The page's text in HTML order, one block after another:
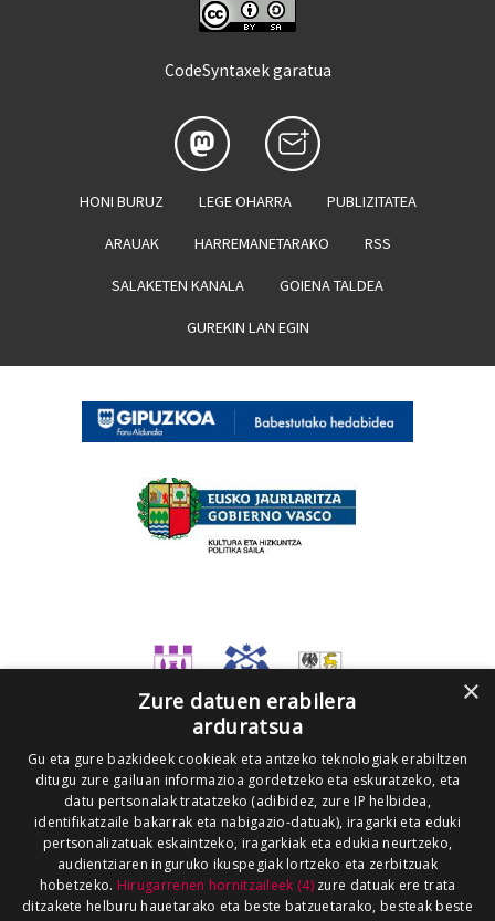
CodeSyntaxek garatua
HONI BURUZ LEGE OHARRA PUBLIZITATEA
ARAUAK HARREMANETARAKO RSS
SALAKETEN KANALA GOIENA TALDEA
GUREKIN LAN EGIN
×
Zure datuen erabilera
arduratsua
Gu eta gure bazkideek cookieak eta antzeko teknologiak erabiltzen
ditugu zure gailuan informazioa gordetzeko eta eskuratzeko, eta
datu pertsonalak tratatzeko (adibidez, zure IP helbidea,
identifikatzaile bakarrak eta nabigazio-datuak), iragarki eta eduki
pertsonalizatuak eskaintzeko, iragarkiak eta edukia neurtzeko,
audientziaren inguruko ikuspegiak lortzeko eta zerbitzuak
hobetzeko. Hirugarrenen hornitzaileek (4)zure datuak ere trata
ditzakete helburu hauetarako eta beste batzuetarako, besteak beste